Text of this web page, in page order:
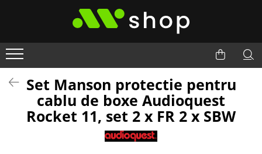
Set Manson protectie pentru
cablu de boxe Audioquest
Rocket 11, set 2 x FR 2 x SBW